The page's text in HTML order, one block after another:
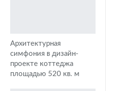
Архитектурная
симфония в дизайн-
проекте коттеджа
площадью 520 кв. м